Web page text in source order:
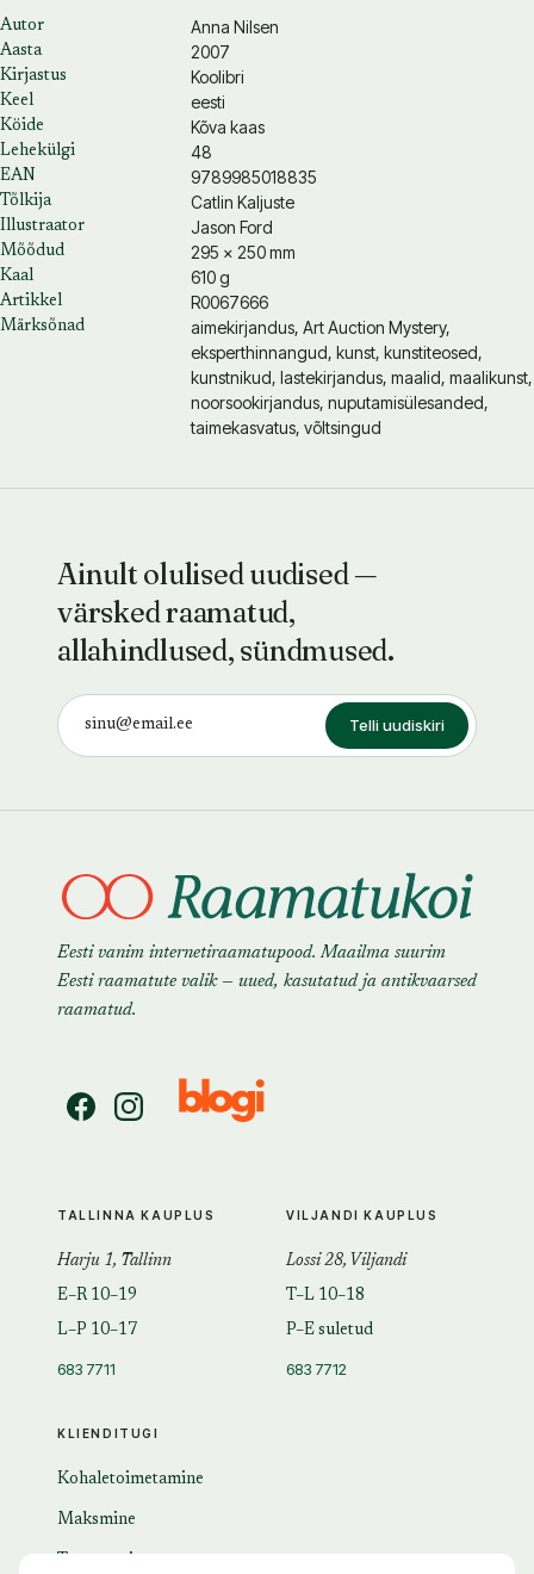
Autor Anna Nilsen
Aasta 2007
Kirjastus Koolibri
Keel eesti
Köide Kõva kaas
Lehekülgi 48
EAN 9789985018835
Tõlkija Catlin Kaljuste
Illustraator Jason Ford
Mõõdud 295 × 250 mm
Kaal 610 g
Artikkel R0067666
Märksõnad
aimekirjandus, Art Auction Mystery,
eksperthinnangud, kunst, kunstiteosed,
kunstnikud, lastekirjandus, maalid, maalikunst,
noorsookirjandus, nuputamisülesanded,
taimekasvatus, võltsingud
Ainult olulised uudised —
värsked raamatud,
allahindlused, sündmused.
Telli uudiskiri
Eesti vanim internetiraamatupood. Maailma suurim
Eesti raamatute valik — uued, kasutatud ja antikvaarsed
raamatud.
KLIENDITUGI
Kohaletoimetamine
Maksmine
TALLINNA KAUPLUS
Harju 1, Tallinn
E–R 10–19
L–P 10–17
683 7711
VILJANDI KAUPLUS
Lossi 28, Viljandi
T–L 10–18
P–E suletud
683 7712